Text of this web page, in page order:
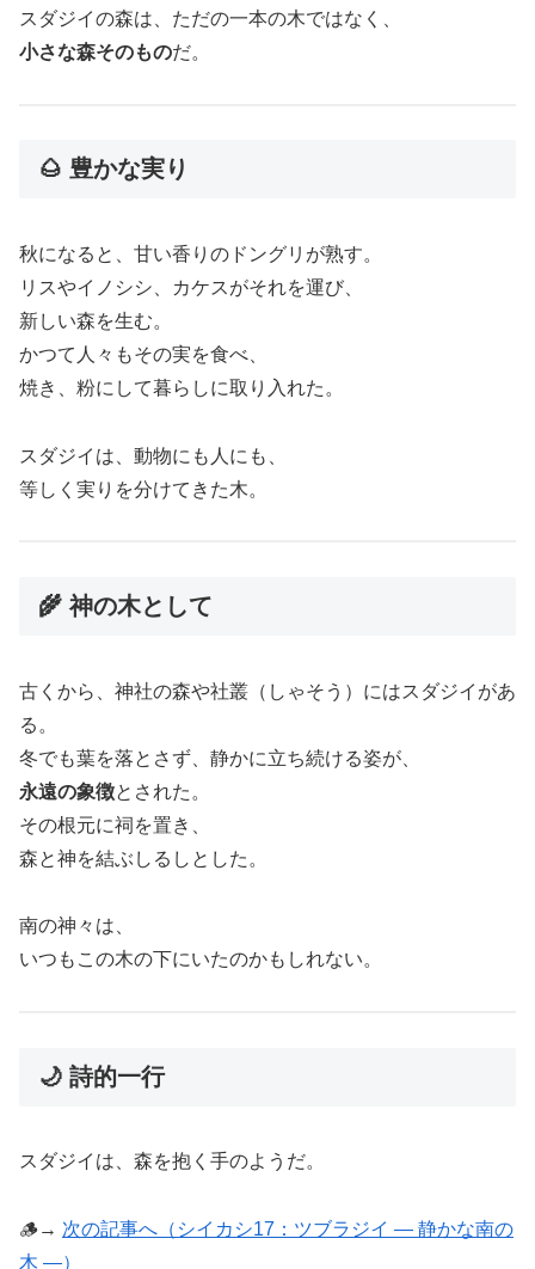
スダジイの森は、ただの一本の木ではなく、
小さな森そのものだ。
🌰 豊かな実り
秋になると、甘い香りのドングリが熟す。
リスやイノシシ、カケスがそれを運び、
新しい森を生む。
かつて人々もその実を食べ、
焼き、粉にして暮らしに取り入れた。
スダジイは、動物にも人にも、
等しく実りを分けてきた木。
🌾 神の木として
古くから、神社の森や社叢（しゃそう）にはスダジイがあ
る。
冬でも葉を落とさず、静かに立ち続ける姿が、
永遠の象徴とされた。
その根元に祠を置き、
森と神を結ぶしるしとした。
南の神々は、
いつもこの木の下にいたのかもしれない。
🌙 詩的一行
スダジイは、森を抱く手のようだ。
🪵→ 次の記事へ（シイカシ17：ツブラジイ ― 静かな南の
木 ―）